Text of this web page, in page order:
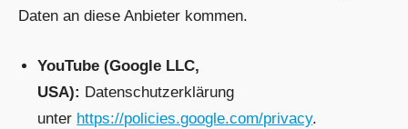
Daten an diese Anbieter kommen.
YouTube (Google LLC,
USA): Datenschutzerklärung
unter https://policies.google.com/privacy.